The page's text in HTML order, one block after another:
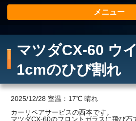
メニュー
会社案内
メリット
ご利用の流れ
マツダCX-60 ウ
1cmのひび割れ
2025/12/28 室温：17℃ 晴れ
カーリペアサービスの西本です。
マツダCX-60のフロントガラスに飛び石